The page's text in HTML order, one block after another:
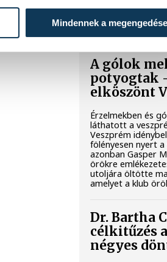
Mindennek a megengedése
A gólok
potyogtak
elköszönt
Érzelmekben és
láthatott a
Veszprém
fölényesen nyert a
azonban Gasper
örökre
utoljára öltötte
amelyet a klub
Dr. Bartha
célkitűzés
négyes